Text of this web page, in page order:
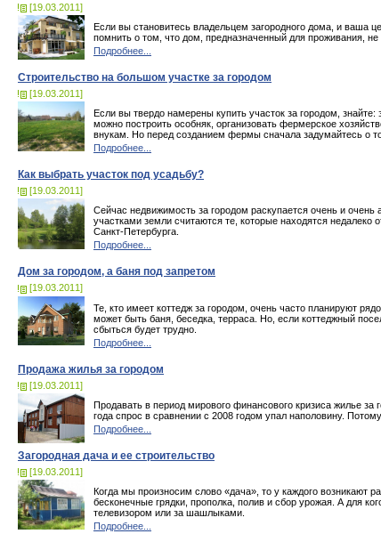
[19.03.2011]
Если вы становитесь владельцем загородного дома, и ваша
помнить о том, что дом, предназначенный для проживания, не
Подробнее...
Строительство на большом участке за городом
[19.03.2011]
Если вы твердо намерены купить участок за городом,
можно построить особняк, организовать фермерское
внукам. Но перед созданием фермы сначала задумайтесь о
Подробнее...
Как выбрать участок под усадьбу?
[19.03.2011]
Сейчас недвижимость за городом раскупается очень и
участками земли считаются те, которые находятся
Санкт-Петербурга.
Подробнее...
Дом за городом, а баня под запретом
[19.03.2011]
Те, кто имеет коттедж за городом, очень часто планируют
может быть баня, беседка, терраса. Но, если коттеджный
сбыться будет трудно.
Подробнее...
Продажа жилья за городом
[19.03.2011]
Продавать в период мирового финансового кризиса жилье
года спрос в сравнении с 2008 годом упал наполовину.
Подробнее...
Загородная дача и ее строительство
[19.03.2011]
Когда мы произносим слово «дача», то у каждого возникают
бесконечные грядки, прополка, полив и сбор урожая. А для
телевизором или за шашлыками.
Подробнее...